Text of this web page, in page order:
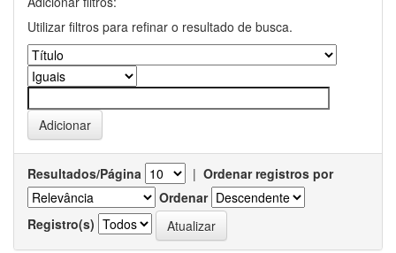
Utilizar filtros para refinar o resultado de busca.
Resultados/Página | Ordenar registros por
Ordenar
Registro(s)